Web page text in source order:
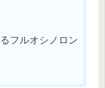
フルオシノロン